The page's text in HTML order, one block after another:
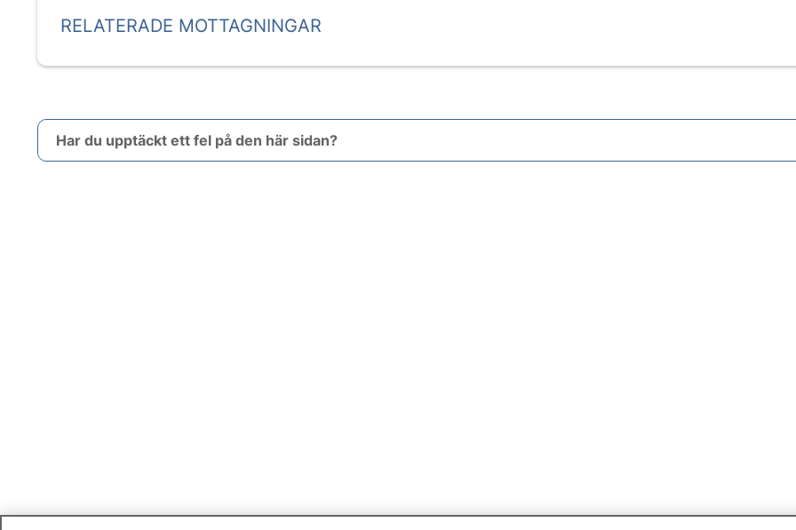
RELATERADE MOTTAGNINGAR
Har du upptäckt ett fel på den här sidan?